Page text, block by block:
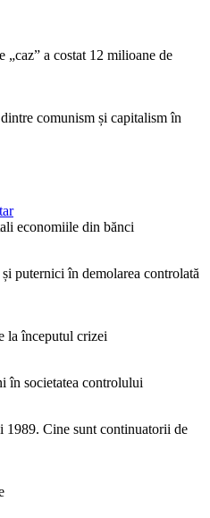
„caz” a costat 12 milioane de
comunism și capitalism în
economiile din bănci
puternici în demolarea controlată
la începutul crizei
în societatea controlului
1989. Cine sunt continuatorii de